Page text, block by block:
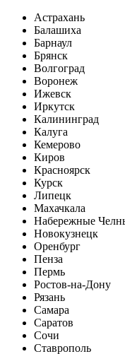
Астрахань
Балашиха
Барнаул
Брянск
Волгоград
Воронеж
Ижевск
Иркутск
Калининград
Калуга
Кемерово
Киров
Красноярск
Курск
Липецк
Махачкала
Набережные
Новокузнецк
Оренбург
Пенза
Пермь
Ростов-на-Дону
Рязань
Самара
Саратов
Сочи
Ставрополь